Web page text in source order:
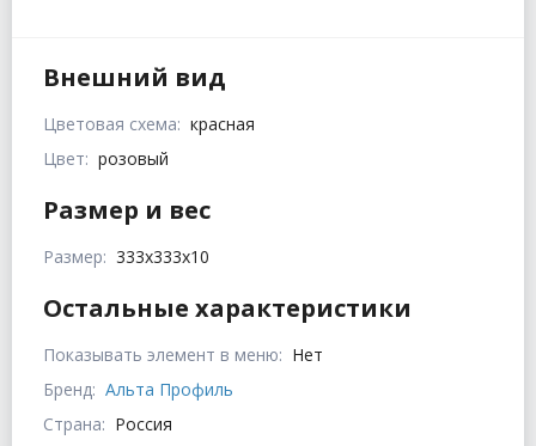
Внешний вид
Цветовая схема: красная
Цвет: розовый
Размер и вес
Размер: 333х333х10
Остальные характеристики
Показывать элемент в меню: Нет
Бренд: Альта Профиль
Страна: Россия